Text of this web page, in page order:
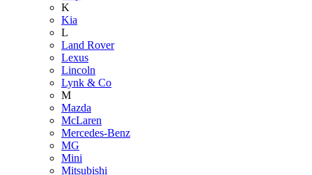
K
Kia
L
Land Rover
Lexus
Lincoln
Lynk & Co
M
Mazda
McLaren
Mercedes-Benz
MG
Mini
Mitsubishi